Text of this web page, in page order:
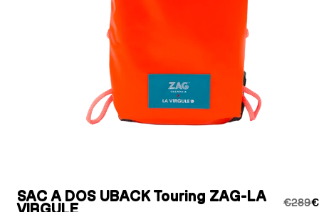
SAC A DOS UBACK Touring ZAG-LA
€289